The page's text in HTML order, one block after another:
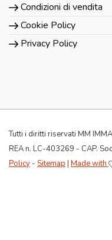
Condizioni di vendita
Cookie Policy
Privacy Policy
Tutti i diritti riservati MM
REA n. LC-403269 - CAP.
Policy - Sitemap | Made with